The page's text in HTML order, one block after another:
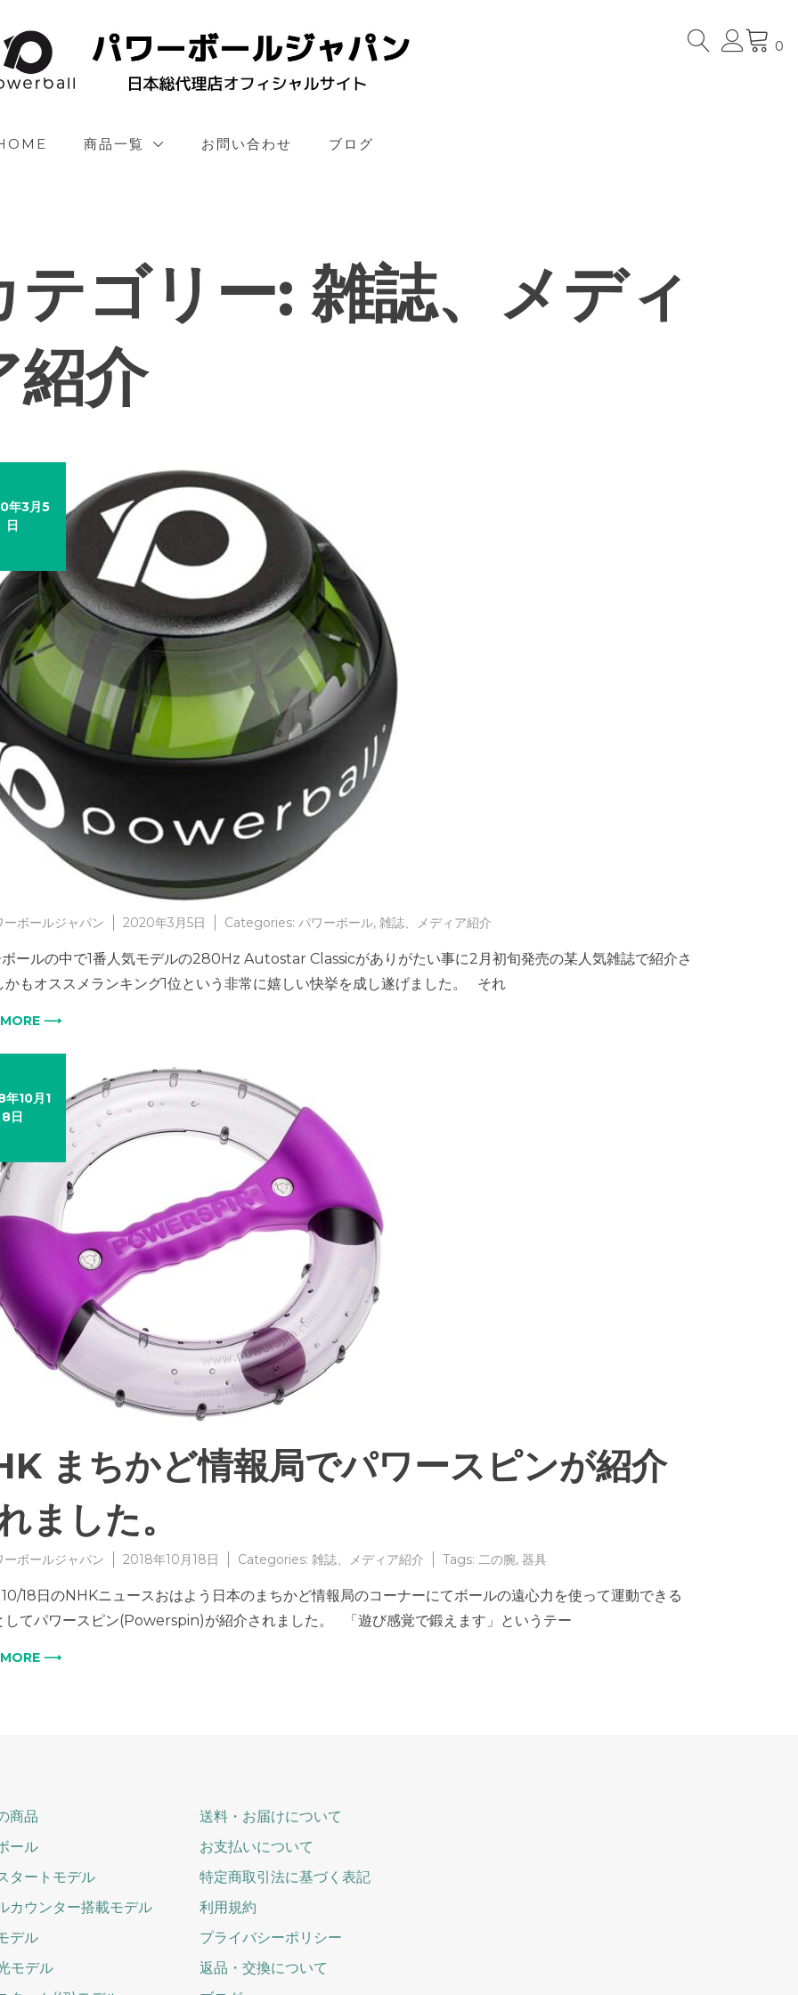
商品一覧 お問い合わせ ブログ
0
テゴリー:雑誌、メディ
紹介
年3月5
日
ーボールジャパン 2020年3月5日 Categories: パワーボール, 雑誌、メディア紹介
ールの中で1番人気モデルの280Hz Autostar Classicがありがたい事に2月初旬発売の某人気雑誌で紹介さ
かもオススメランキング1位という非常に嬉しい快挙を成し遂げました。 それ
MORE ⟶
年10月1
8日
まちかど情報局でパワースピンが紹介
ました。
ーボールジャパン 2018年10月18日 Categories: 雑誌、メディア紹介 Tags: 二の腕, 器具
18日のNHKニュースおはよう日本のまちかど情報局のコーナーにてボールの遠心力を使って運動できる
してパワースピン(Powerspin)が紹介されました。 「遊び感覚で鍛えます」というテー
MORE ⟶
商品
ール
タートモデル
カウンター搭載モデル
デル
モデル
送料・お届けについて
お支払いについて
特定商取引法に基づく表記
利用規約
プライバシーポリシー
返品・交換について